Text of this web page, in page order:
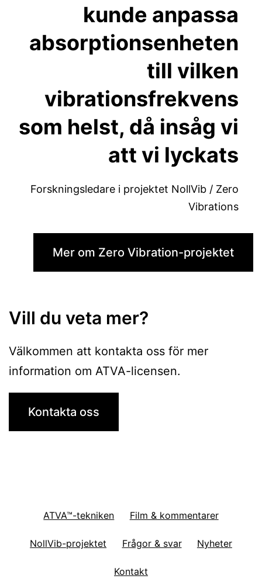
kunde anpassa
absorptionsenheten
till vilken
vibrationsfrekvens
som helst, då insåg vi
att vi lyckats
Forskningsledare i projektet NollVib / Zero
Vibrations
Mer om Zero Vibration-projektet
Vill du veta mer?
Välkommen att kontakta oss för mer
information om ATVA-licensen.
Kontakta oss
ATVA™-tekniken Film & kommentarer
NollVib-projektet Frågor & svar Nyheter
Kontakt